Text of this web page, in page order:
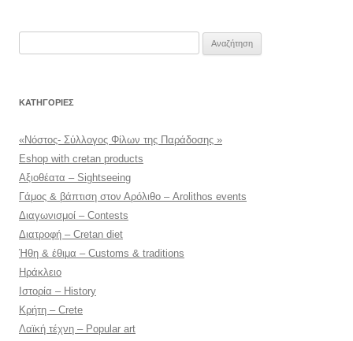
KΑΤΗΓΟΡΊΕΣ
«Νόστος- Σύλλογος Φίλων της Παράδοσης »
Eshop with cretan products
Αξιοθέατα – Sightseeing
Γάμος & βάπτιση στον Αρόλιθο – Arolithos events
Διαγωνισμοί – Contests
Διατροφή – Cretan diet
Ήθη & έθιμα – Customs & traditions
Ηράκλειο
Ιστορία – History
Κρήτη – Crete
Λαϊκή τέχνη – Popular art